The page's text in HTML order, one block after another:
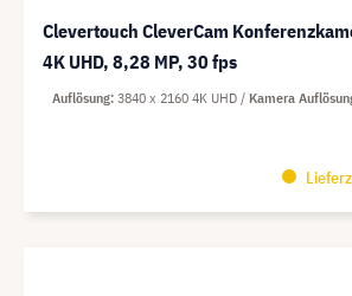
Clevertouch CleverCam
4K UHD, 8,28 MP, 30 fps
Auflösung 3840 x 2160 4K UHD Kamera